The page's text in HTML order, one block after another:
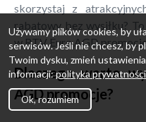
skorzystaj z
rabatowy bez wysiłku?
w RTV Euro AGD
Dlaczego warto
AGD promocje?
Używamy plików cookies, by
serwisów. Jeśli nie chcesz, by
Twoim dysku, zmień
informacji:polityka prywatności
Ok, rozumiem